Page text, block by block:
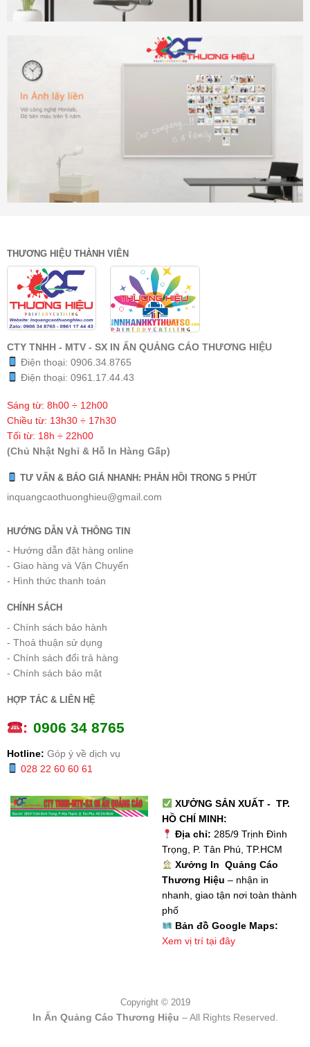
THƯƠNG HIỆU THÀNH VIÊN
CTY TNHH - MTV - SX IN ẤN QUẢNG CÁO THƯƠNG HIỆU
Điện thoại: 0906.34.8765
Điện thoại: 0961.17.44.43
Sáng từ: 8h00 ÷ 12h00
Chiều từ: 13h30 ÷ 17h30
Tối từ: 18h ÷ 22h00
(Chủ Nhật Nghỉ & Hỗ In Hàng Gấp)
TƯ VẤN & BÁO GIÁ NHANH: PHẢN HỒI TRONG 5 PHÚT
inquangcaothuonghieu@gmail.com
HƯỚNG DẪN VÀ THÔNG TIN
- Hướng dẫn đặt hàng online
- Giao hàng và Vận Chuyển
- Hình thức thanh toán
CHÍNH SÁCH
- Chính sách bảo hành
- Thoả thuận sử dụng
- Chính sách đổi trả hàng
- Chính sách bảo mật
HỢP TÁC & LIÊN HỆ
: 0906 34 8765
Hotline: Góp ý về dịch vụ
028 22 60 60 61
XƯỞNG SẢN XUẤT - TP.
HỒ CHÍ MINH:
Địa chỉ: 285/9 Trịnh Đình
Trọng, P. Tân Phú, TP.HCM
Xưởng In Quảng Cáo
Thương Hiệu – nhận in
nhanh, giao tận nơi toàn thành
phố
Bản đồ Google Maps:
Xem vị trí tại đây
Copyright © 2019
In Ấn Quảng Cáo Thương Hiệu – All Rights Reserved.